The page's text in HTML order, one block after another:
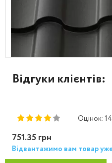
Відгуки клієнтів:
Оцінок: 14
751.35 грн
Відвантажимо вам товар